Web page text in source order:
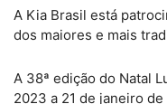
A Kia Brasil está
dos maiores e mais
A 38ª edição do Natal
2023 a 21 de janeiro